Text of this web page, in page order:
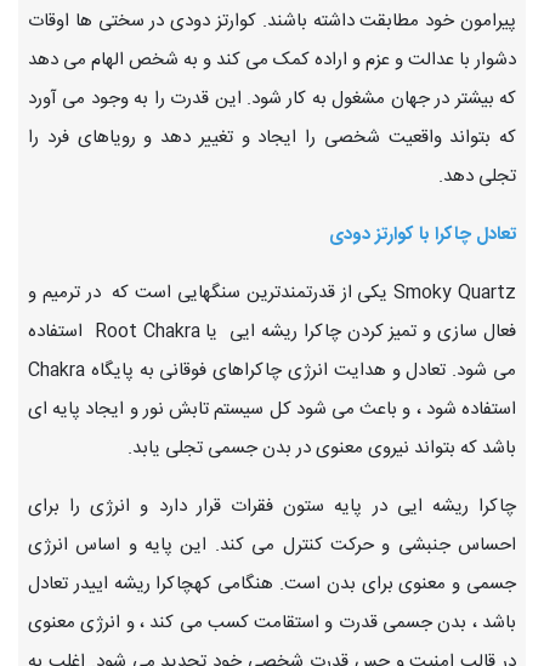
پیرامون خود مطابقت داشته باشند. کوارتز دودی در سختی ها اوقات
دشوار با عدالت و عزم و اراده کمک می کند و به شخص الهام می دهد
که بیشتر در جهان مشغول به کار شود. این قدرت را به وجود می آورد
که بتواند واقعیت شخصی را ایجاد و تغییر دهد و رویاهای فرد را
تجلی دهد.
تعادل چاکرا با کوارتز دودی
Smoky Quartz یکی از قدرتمندترین سنگهایی است که در ترمیم و
فعال سازی و تمیز کردن چاکرا ریشه ایی یا Root Chakra استفاده
می شود. تعادل و هدایت انرژی چاکراهای فوقانی به پایگاه Chakra
استفاده شود ، و باعث می شود کل سیستم تابش نور و ایجاد پایه ای
باشد که بتواند نیروی معنوی در بدن جسمی تجلی یابد.
چاکرا ریشه ایی در پایه ستون فقرات قرار دارد و انرژی را برای
احساس جنبشی و حرکت کنترل می کند. این پایه و اساس انرژی
جسمی و معنوی برای بدن است. هنگامی کهچاکرا ریشه اییدر تعادل
باشد ، بدن جسمی قدرت و استقامت کسب می کند ، و انرژی معنوی